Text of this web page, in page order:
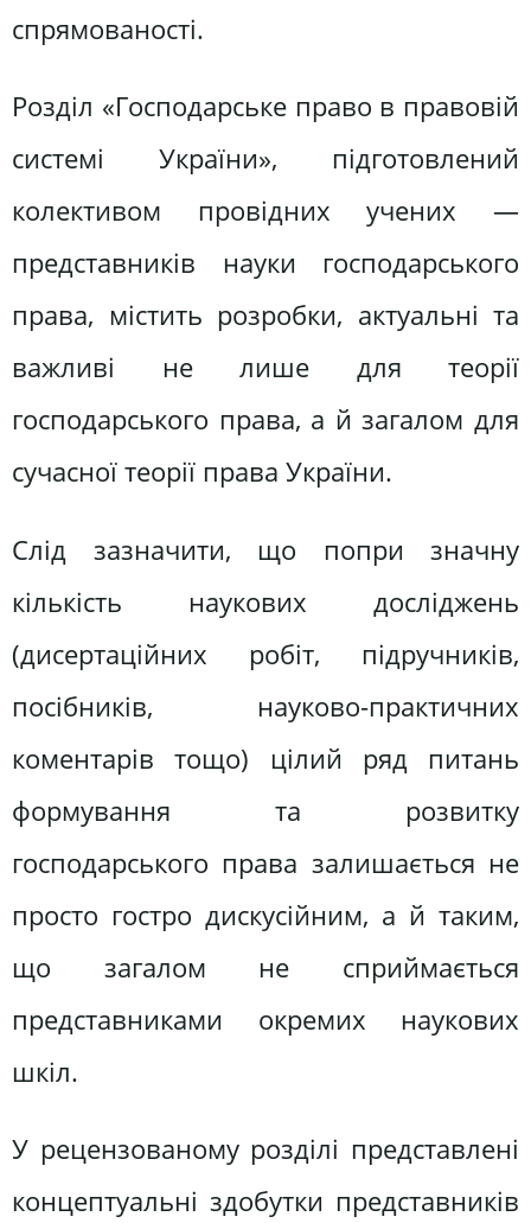
спрямованості.
Розділ «Господарське право в правовій
системі України», підготовлений
колективом провідних учених —
представників науки господарського
права, містить розробки, актуальні та
важливі не лише для теорії
господарського права, а й загалом для
сучасної теорії права України.
Слід зазначити, що попри значну
кількість наукових досліджень
(дисертаційних робіт, підручників,
посібників, науково-практичних
коментарів тощо) цілий ряд питань
формування та розвитку
господарського права залишається не
просто гостро дискусійним, а й таким,
що загалом не сприймається
представниками окремих наукових
шкіл.
У рецензованому розділі представлені
концептуальні здобутки представників